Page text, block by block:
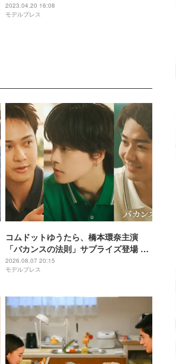
2023.04.20 16:08
モデルプレス
コムドットゆうたら、橋本環奈主演
「バカンスの法則」サプライズ登場 ひ
ゅうがは連ドラ初出演
2026.08.07 20:15
モデルプレス